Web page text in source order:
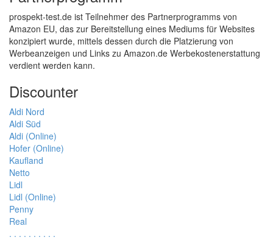
prospekt-test.de ist Teilnehmer des Partnerprogramms von
Amazon EU, das zur Bereitstellung eines Mediums für Websites
konzipiert wurde, mittels dessen durch die Platzierung von
Werbeanzeigen und Links zu Amazon.de Werbekostenerstattung
verdient werden kann.
Discounter
Aldi Nord
Aldi Süd
Aldi (Online)
Hofer (Online)
Kaufland
Netto
Lidl
Lidl (Online)
Penny
Real
. . . . . . . . . .